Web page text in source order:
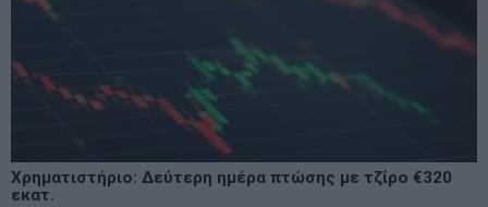
Χρηματιστήριο: Δεύτερη ημέρα πτώσης με τζίρο €320
εκατ.